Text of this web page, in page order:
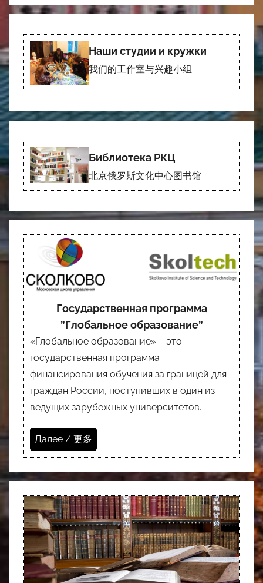
Наши студии и кружки
我们的工作室与兴趣小组
Библиотека РКЦ
北京俄罗斯文化中心图书馆
Государственная программа
”Глобальное образование”
«Глобальное образование» – это
государственная программа
финансирования обучения за границей для
граждан России, поступивших в один из
ведущих зарубежных университетов.
Далее / 更多